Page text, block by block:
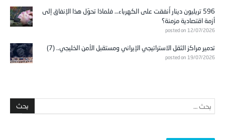
596 تريليون دينار أُنفقت على الكهرباء… فلماذا تحوّل هذا الإنفاق إلى
أزمة اقتصادية مزمنة؟
posted on 12/07/2026
تدمير مراكز الثقل الاستراتيجي الإيراني ومستقبل الأمن الخليجي.. (7)
posted on 19/07/2026